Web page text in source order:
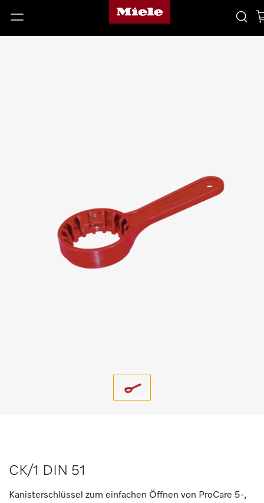
CK/1 DIN 51
Kanisterschlüssel zum einfachen Öffnen von ProCare 5-,